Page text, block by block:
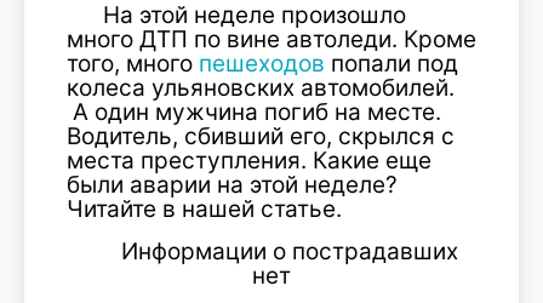
На этой неделе произошло
много ДТП по вине автоледи. Кроме
того, много пешеходов попали под
колеса ульяновских автомобилей.
А один мужчина погиб на месте.
Водитель, сбивший его, скрылся с
места преступления. Какие еще
были аварии на этой неделе?
Читайте в нашей статье.
Информации о пострадавших
нет